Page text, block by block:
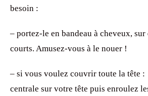
besoin :
– portez-le en bandeau à cheveux,
courts. Amusez-vous à le nouer !
– si vous voulez couvrir toute la tête
centrale sur votre tête puis enroulez